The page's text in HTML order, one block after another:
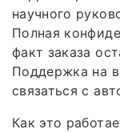
научного
Полная
факт заказа
Поддержка на
связаться с
Как это